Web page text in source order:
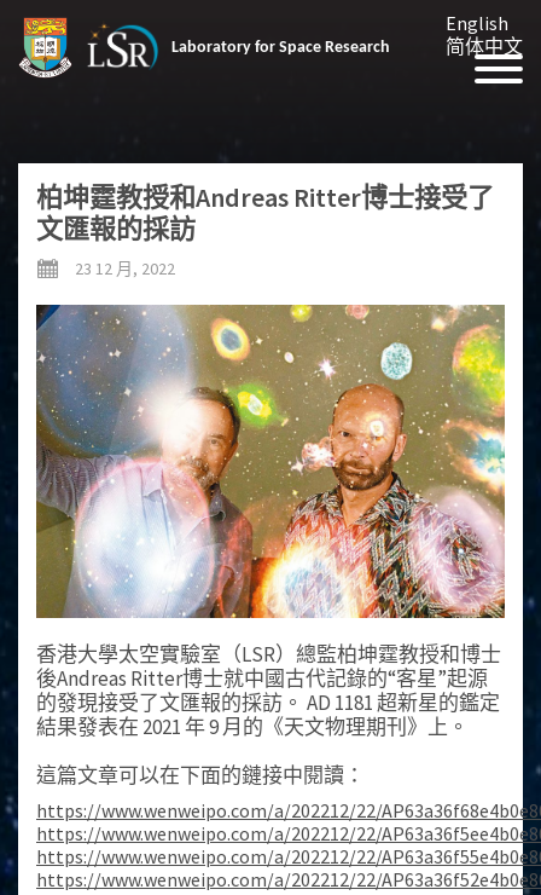
Laboratory for Space Research
English
简体中文
柏坤霆教授和Andreas Ritter博士接受了
文匯報的採訪
23 12 月, 2022
香港大學太空實驗室（LSR）總監柏坤霆教授和博士
後Andreas Ritter博士就中國古代記錄的“客星”起源
的發現接受了文匯報的採訪。 AD 1181 超新星的鑑定
結果發表在 2021 年 9 月的《天文物理期刊》上。
這篇文章可以在下面的鏈接中閱讀：
https://www.wenweipo.com/a/202212/22/
https://www.wenweipo.com/a/202212/22/
https://www.wenweipo.com/a/202212/22/
https://www.wenweipo.com/a/202212/22/